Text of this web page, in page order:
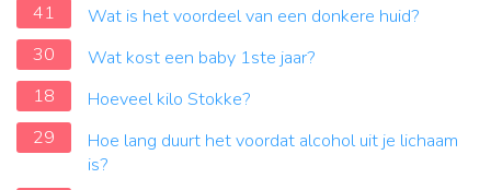
41
Wat is het voordeel van een donkere huid?
30
Wat kost een baby 1ste jaar?
18
Hoeveel kilo Stokke?
29
Hoe lang duurt het voordat alcohol uit je lichaam
is?